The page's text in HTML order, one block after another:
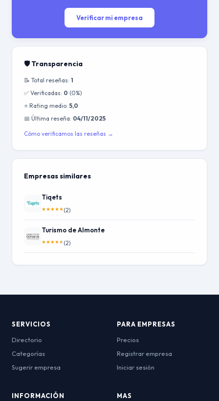
Verificar mi empresa
🛡️ Transparencia
📝 Total reseñas: 1
✅ Verificadas: 0 (0%)
⭐ Rating medio: 5,0
📅 Última reseña: 04/11/2025
Cómo verificamos las reseñas →
Empresas similares
Tiqets
★★★★★(2)
Turismo de Almonte
★★★★★ (2)
SERVICIOS
Directorio
Categorías
Sugerir empresa
PARA EMPRESAS
Precios
Registrar empresa
Iniciar sesión
INFORMACIÓN MAS